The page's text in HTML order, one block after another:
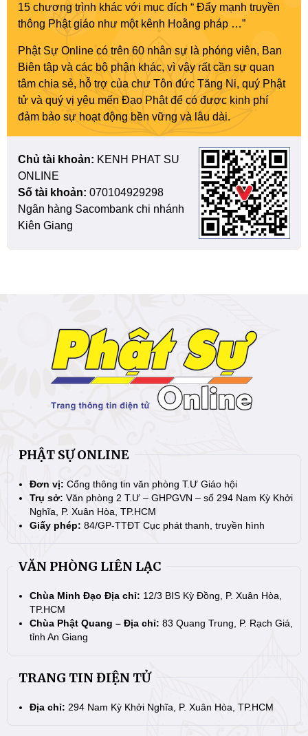
15 chương trình khác với mục đích “ Đẩy mạnh truyền
thông Phật giáo như một kênh Hoằng pháp …”
Phật Sự Online có trên 60 nhân sự là phóng viên, Ban
Biên tập và các bộ phận khác, vì vậy rất cần sự quan
tâm chia sẻ, hỗ trợ của chư Tôn đức Tăng Ni, quý Phật
tử và quý vị yêu mến Đạo Phật để có được kinh phí
đảm bảo sự hoạt động bền vững và lâu dài.
Chủ tài khoản: KENH PHAT SU
ONLINE
Số tài khoản: 070104929298
Ngân hàng Sacombank chi nhánh
Kiên Giang
PHẬT SỰ ONLINE
Đơn vị: Cổng thông tin văn phòng T.Ư Giáo hội
Trụ sở: Văn phòng 2 T.Ư – GHPGVN – số 294 Nam Kỳ Khởi
Nghĩa, P. Xuân Hòa, TP.HCM
Giấy phép: 84/GP-TTĐT Cục phát thanh, truyền hình
VĂN PHÒNG LIÊN LẠC
Chùa Minh Đạo Địa chỉ: 12/3 BIS Kỳ Đồng, P. Xuân Hòa,
TP.HCM
Chùa Phật Quang – Địa chỉ: 83 Quang Trung, P. Rạch Giá,
tỉnh An Giang
TRANG TIN ĐIỆN TỬ
Địa chỉ: 294 Nam Kỳ Khởi Nghĩa, P. Xuân Hòa, TP.HCM